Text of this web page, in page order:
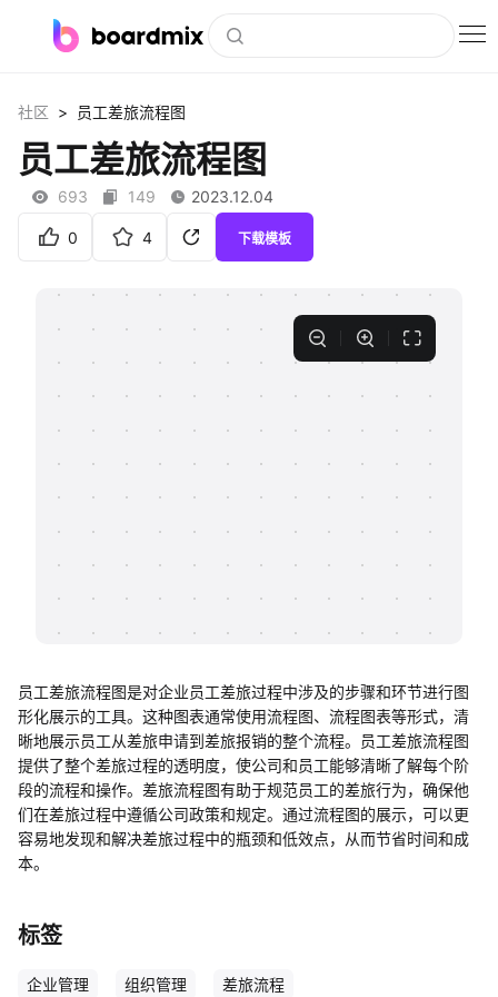
社区资源
下载
私有化部署
帮助中心
社区 > 员工差旅流程图
员工差旅流程图
693 149 2023.12.04
0 4 下载模板
员工差旅流程图是对企业员工差旅过程中涉及的步骤和环节进行图
形化展示的工具。这种图表通常使用流程图、流程图表等形式，清
晰地展示员工从差旅申请到差旅报销的整个流程。员工差旅流程图
提供了整个差旅过程的透明度，使公司和员工能够清晰了解每个阶
段的流程和操作。差旅流程图有助于规范员工的差旅行为，确保他
们在差旅过程中遵循公司政策和规定。通过流程图的展示，可以更
容易地发现和解决差旅过程中的瓶颈和低效点，从而节省时间和成
本。
标签
企业管理 组织管理 差旅流程